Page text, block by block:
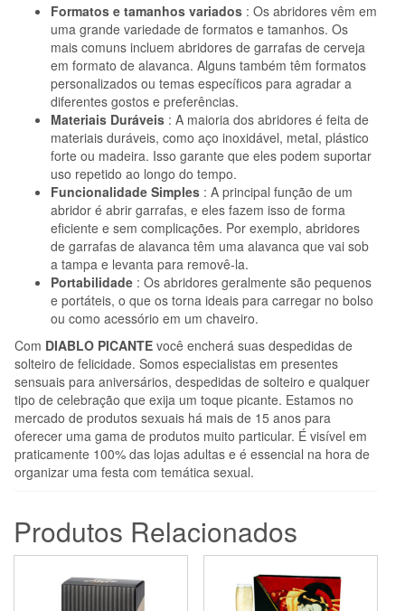
Formatos e tamanhos variados : Os abridores vêm em
uma grande variedade de formatos e tamanhos. Os
mais comuns incluem abridores de garrafas de cerveja
em formato de alavanca. Alguns também têm formatos
personalizados ou temas específicos para agradar a
diferentes gostos e preferências.
Materiais Duráveis : A maioria dos abridores é feita de
materiais duráveis, como aço inoxidável, metal, plástico
forte ou madeira. Isso garante que eles podem suportar
uso repetido ao longo do tempo.
Funcionalidade Simples : A principal função de um
abridor é abrir garrafas, e eles fazem isso de forma
eficiente e sem complicações. Por exemplo, abridores
de garrafas de alavanca têm uma alavanca que vai sob
a tampa e levanta para removê-la.
Portabilidade : Os abridores geralmente são pequenos
e portáteis, o que os torna ideais para carregar no bolso
ou como acessório em um chaveiro.
Com DIABLO PICANTE você encherá suas despedidas de
solteiro de felicidade. Somos especialistas em presentes
sensuais para aniversários, despedidas de solteiro e qualquer
tipo de celebração que exija um toque picante. Estamos no
mercado de produtos sexuais há mais de 15 anos para
oferecer uma gama de produtos muito particular. É visível em
praticamente 100% das lojas adultas e é essencial na hora de
organizar uma festa com temática sexual.
Produtos Relacionados